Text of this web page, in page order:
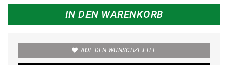
IN DEN WARENKORB
AUF DEN WUNSCHZETTEL